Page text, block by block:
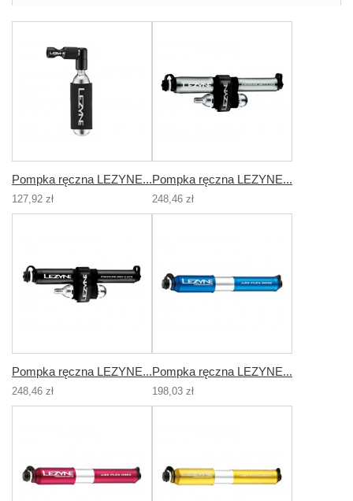
Pompka ręczna LEZYNE...
127,92 zł
Pompka ręczna LEZYNE...
248,46 zł
Pompka ręczna LEZYNE...
248,46 zł
Pompka ręczna LEZYNE...
198,03 zł